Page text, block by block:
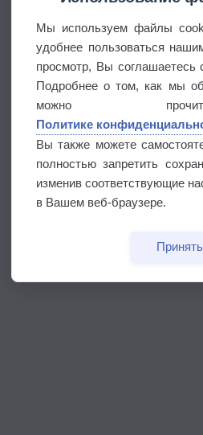
Мы используем файлы
удобнее пользоваться
просмотр, Вы соглашаетесь
Подробнее о том, как мы
можно
Политике
Вы также можете
полностью запретить
изменив соответствующие
в Вашем веб-браузере.
Принять